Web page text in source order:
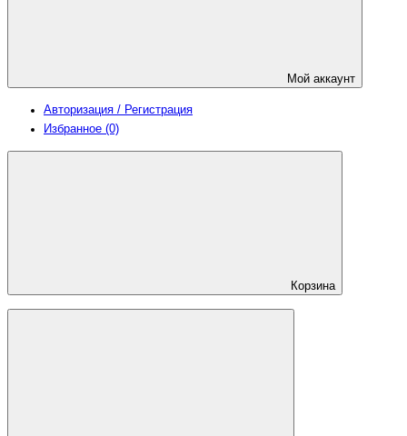
Мой аккаунт
Авторизация / Регистрация
Избранное (0)
Корзина